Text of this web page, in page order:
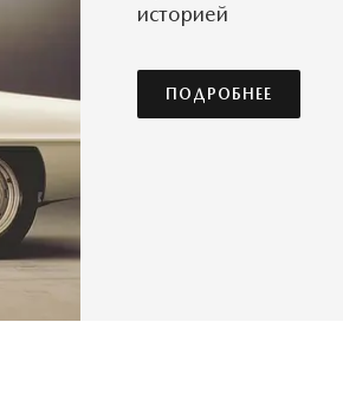
историей
ПОДРОБНЕЕ